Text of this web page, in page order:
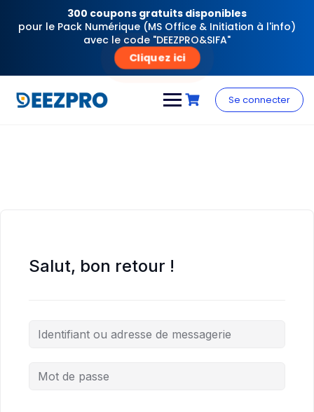
300 coupons gratuits disponibles
pour le Pack Numérique (MS Office & Initiation à l'info)
avec le code "DEEZPRO&SIFA"
Cliquez ici
content
Se connecter
Salut, bon retour !